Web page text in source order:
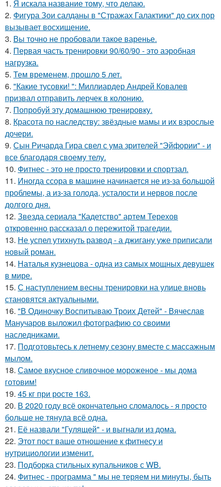
1. Я искала название тому, что делаю.
2. Фигура Зои салданы в "Стражах Галактики" до сих пор
вызывает восхищение.
3. Вы точно не пробовали такое варенье.
4. Первая часть тренировки 90/60/90 - это аэробная
нагрузка.
5. Тем временем, прошло 5 лет.
6. "Какие тусовки! ": Миллиардер Андрей Ковалев
призвал отправить лерчек в колонию.
7. Попробуй эту домашнюю тренировку.
8. Красота по наследству: звёздные мамы и их взрослые
дочери.
9. Сын Ричарда Гира свел с ума зрителей "Эйфории" - и
все благодаря своему телу.
10. Фитнес - это не просто тренировки и спортзал.
11. Иногда ссора в машине начинается не из-за большой
проблемы, а из-за голода, усталости и нервов после
долгого дня.
12. Звезда сериала "Кадетство" артем Терехов
откровенно рассказал о пережитой трагедии.
13. Не успел утихнуть развод - а джигану уже приписали
новый роман.
14. Наталья кузнецова - одна из самых мощных девушек
в мире.
15. С наступлением весны тренировки на улице вновь
становятся актуальными.
16. "В Одиночку Воспитываю Троих Детей" - Вячеслав
Манучаров выложил фотографию со своими
наследниками.
17. Подготовьтесь к летнему сезону вместе с массажным
мылом.
18. Самое вкусное сливочное мороженое - мы дома
готовим!
19. 45 кг при росте 163.
20. В 2020 году всё окончательно сломалось - я просто
больше не тянула всё одна.
21. Её назвали "Гулящей" - и выгнали из дома.
22. Этот пост ваше отношение к фитнесу и
нутрициологии изменит.
23. Подборка стильных купальников с WB.
24. Фитнес - программа " мы не теряем ни минуты, быть